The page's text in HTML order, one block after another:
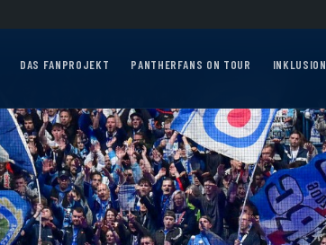
DAS FANPROJEKT PANTHERFANS ON TOUR INKLUSION
27?